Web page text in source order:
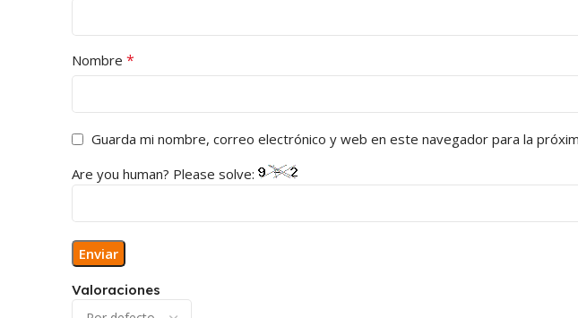
Valoraciones
Nombre *
Guarda mi nombre, correo electrónico y web en este navegador para la
Are you human? Please solve: